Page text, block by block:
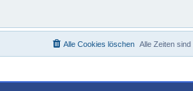
Alle Zeiten sind
Alle Cookies löschen